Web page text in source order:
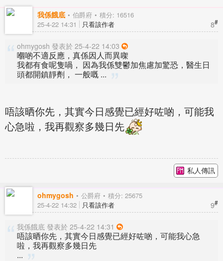
我係餓底 伯爵府 積分: 16516
8#
25-4-22 14:31 只看該作者
ohmygosh 發表於 25-4-22 14:03
嗰啲不適反應，真係因人而異㗎
我都有食呢隻喎， 因為我係雙鬱加焦慮加驚恐，醫生日
頭都開鎮靜劑， 一般嘅 ...
唔該晒你先，其實今日感覺已經好咗啲，可能我
心急啦，我再觀察多幾日先
私人傳訊
ohmygosh 公爵府 積分: 25675
9#
25-4-22 14:32 只看該作者
我係餓底 發表於 25-4-22 14:31
唔該晒你先，其實今日感覺已經好咗啲，可能我心急
啦，我再觀察多幾日先
...